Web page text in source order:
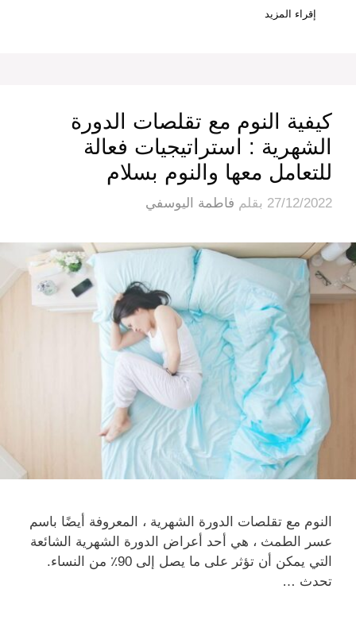
إقراء المزيد
كيفية النوم مع تقلصات الدورة
الشهرية : استراتيجيات فعالة
للتعامل معها والنوم بسلام
27/12/2022 بقلم فاطمة اليوسفي
النوم مع تقلصات الدورة الشهرية ، المعروفة أيضًا باسم
عسر الطمث ، هي أحد أعراض الدورة الشهرية الشائعة
التي يمكن أن تؤثر على ما يصل إلى 90٪ من النساء.
تحدث …